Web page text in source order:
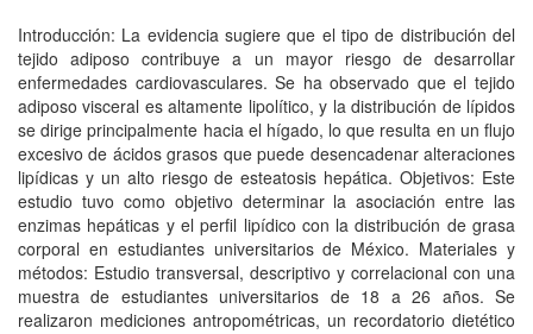
Introducción: La evidencia sugiere que el tipo de distribución del
tejido adiposo contribuye a un mayor riesgo de desarrollar
enfermedades cardiovasculares. Se ha observado que el tejido
adiposo visceral es altamente lipolítico, y la distribución de lípidos
se dirige principalmente hacia el hígado, lo que resulta en un flujo
excesivo de ácidos grasos que puede desencadenar alteraciones
lipídicas y un alto riesgo de esteatosis hepática. Objetivos: Este
estudio tuvo como objetivo determinar la asociación entre las
enzimas hepáticas y el perfil lipídico con la distribución de grasa
corporal en estudiantes universitarios de México. Materiales y
métodos: Estudio transversal, descriptivo y correlacional con una
muestra de estudiantes universitarios de 18 a 26 años. Se
realizaron mediciones antropométricas, un recordatorio dietético